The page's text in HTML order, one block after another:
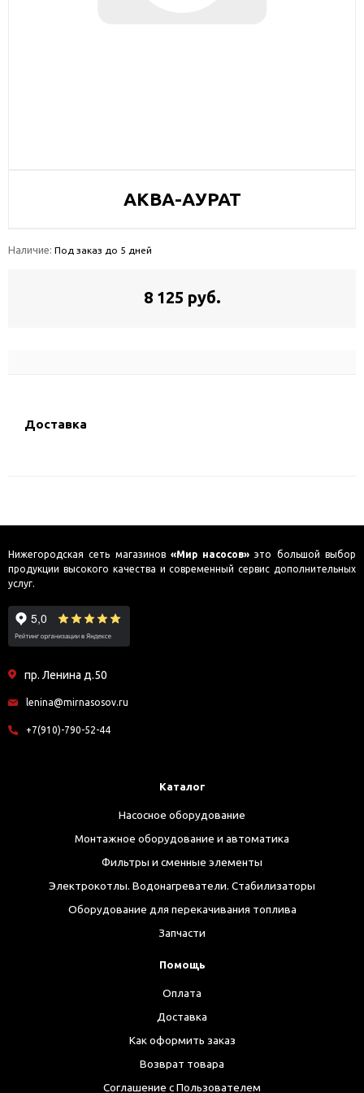
АКВА-АУРАТ
Наличие: Под заказ до 5 дней
8 125 руб.
Доставка
Нижегородская сеть магазинов «Мир насосов» это большой выбор
продукции высокого качества и современный сервис дополнительных
услуг.
пр. Ленина д.50
lenina@mirnasosov.ru
+7(910)-790-52-44
Каталог
Насосное оборудование
Монтажное оборудование и автоматика
Фильтры и сменные элементы
Электрокотлы. Водонагреватели. Стабилизаторы
Оборудование для перекачивания топлива
Запчасти
Помощь
Оплата
Доставка
Как оформить заказ
Возврат товара
Соглашение с Пользователем